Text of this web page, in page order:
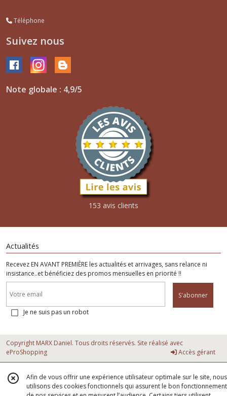
Téléphone
Suivez nous
Note globale : 4,9/5
153 avis clients
Actualités
Recevez EN AVANT PREMIÈRE les actualités et arrivages, sans relance ni
insistance..et bénéficiez des promos mensuelles en priorité !!
S'abonner
Je ne suis pas un robot
Copyright MARX Daniel. Tous droits réservés. Site réalisé avec
eProShopping
Accès gérant
Afin de vous offrir une expérience utilisateur optimale sur le site, nous
utilisons des cookies fonctionnels qui assurent le bon fonctionnement